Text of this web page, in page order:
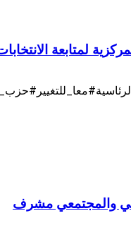
لمتابعة الانتخابات
والمجتمعي مشرف